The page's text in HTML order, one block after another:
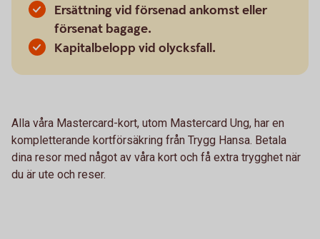
Ersättning vid försenad ankomst eller
försenat bagage.
Kapitalbelopp vid olycksfall.
Alla våra Mastercard-kort, utom Mastercard Ung, har en
kompletterande kortförsäkring från Trygg Hansa. Betala
dina resor med något av våra kort och få extra trygghet när
du är ute och reser.